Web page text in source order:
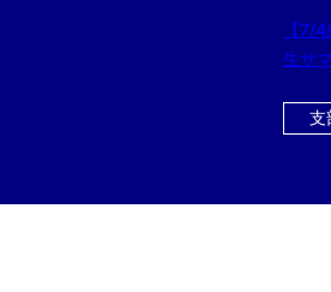
【7/
生サ
支